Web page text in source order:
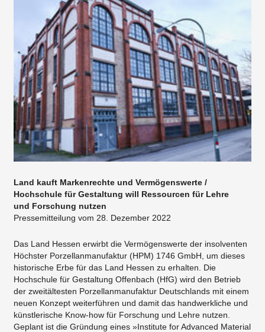
Land kauft Markenrechte und Vermögenswerte /
Hochschule für Gestaltung will Ressourcen für Lehre
und Forschung nutzen
Pressemitteilung vom 28. Dezember 2022
Das Land Hessen erwirbt die Vermögenswerte der insolventen
Höchster Porzellanmanufaktur (HPM) 1746 GmbH, um dieses
historische Erbe für das Land Hessen zu erhalten. Die
Hochschule für Gestaltung Offenbach (HfG) wird den Betrieb
der zweitältesten Porzellanmanufaktur Deutschlands mit einem
neuen Konzept weiterführen und damit das handwerkliche und
künstlerische Know-how für Forschung und Lehre nutzen.
Geplant ist die Gründung eines »Institute for Advanced Material